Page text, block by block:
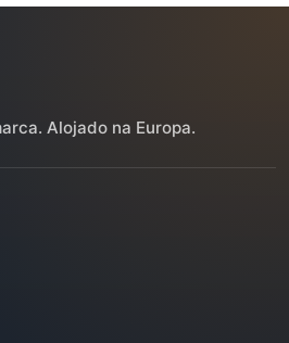
Alojado na Europa.